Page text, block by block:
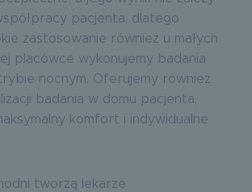
pacjenta, dlatego
zastosowanie również u małych
placówce wykonujemy badania
nocnym. Oferujemy również
badania w domu pacjenta,
komfort i indywidualne
tworzą lekarze